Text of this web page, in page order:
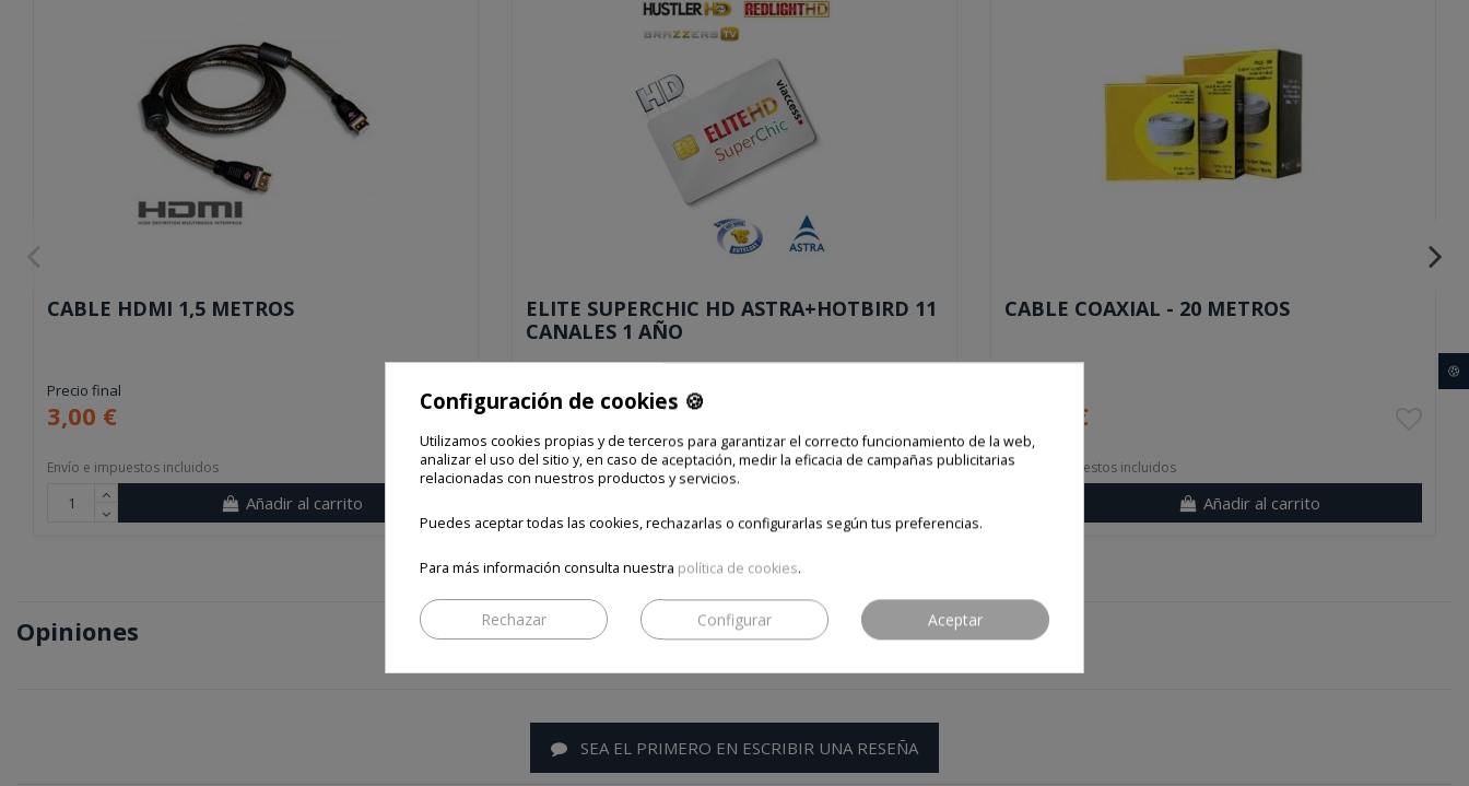
CABLE HDMI 1,5 METROS
Precio final
3,00 €
Envío e impuestos incluidos
Añadir al carrito
ELITE SUPERCHIC HD ASTRA+HOTBIRD 11
CANALES 1 AÑO
Precio final
165,00 €
Envío e impuestos incluidos
CABLE COAXIAL - 20 METROS
14,00 €
Envío e impuestos incluidos
Añadir al carrito
Opiniones
SEA EL PRIMERO EN ESCRIBIR UNA RESEÑA
Configuración de cookies 🍪
Utilizamos cookies propias y de terceros para garantizar el correcto funcionamiento de la web,
analizar el uso del sitio y, en caso de aceptación, medir la eficacia de campañas publicitarias
relacionadas con nuestros productos y servicios.
Puedes aceptar todas las cookies, rechazarlas o configurarlas según tus preferencias.
Para más información consulta nuestra política de cookies.
Rechazar Configurar Aceptar
🍪